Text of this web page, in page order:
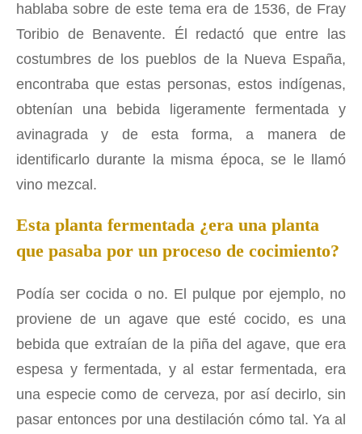
hablaba sobre de este tema era de 1536, de Fray
Toribio de Benavente. Él redactó que entre las
costumbres de los pueblos de la Nueva España,
encontraba que estas personas, estos indígenas,
obtenían una bebida ligeramente fermentada y
avinagrada y de esta forma, a manera de
identificarlo durante la misma época, se le llamó
vino mezcal.
Esta planta fermentada ¿era una planta
que pasaba por un proceso de cocimiento?
Podía ser cocida o no. El pulque por ejemplo, no
proviene de un agave que esté cocido, es una
bebida que extraían de la piña del agave, que era
espesa y fermentada, y al estar fermentada, era
una especie como de cerveza, por así decirlo, sin
pasar entonces por una destilación cómo tal. Ya al